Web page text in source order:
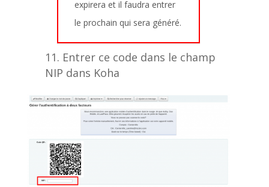
expirera et il faudra entrer
le prochain qui sera généré.
Entrer ce code dans le champ
NIP dans Koha